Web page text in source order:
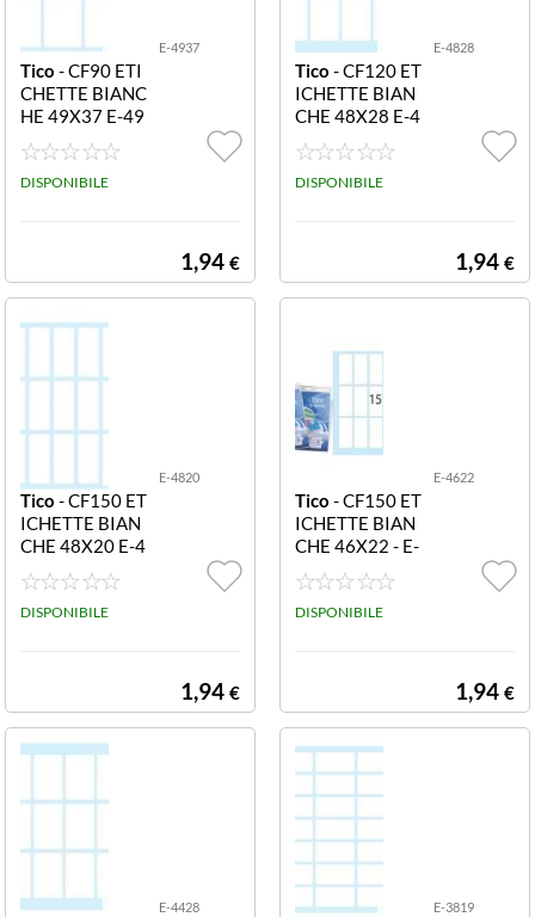
E-4937
Tico - CF90 ETI
CHETTE BIANC
HE 49X37 E-49
37 Etichette bia
nche in busta - 4
9x37 - 10 ff
DISPONIBILE
1,94 €
E-4828
Tico - CF120 ET
ICHETTE BIAN
CHE 48X28 E-4
828 Etichette bi
anche in busta -
48x28 - 10 ff
DISPONIBILE
1,94 €
E-4820
Tico - CF150 ET
ICHETTE BIAN
CHE 48X20 E-4
820 Etichette bi
anche in busta -
48x20 - 10 ff
DISPONIBILE
1,94 €
E-4622
Tico - CF150 ET
ICHETTE BIAN
CHE 46X22 - E-
4622 Etichette
bianche in busta
- 46x22 - 10 ff
DISPONIBILE
1,94 €
E-4428 E-3819